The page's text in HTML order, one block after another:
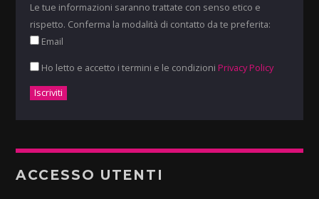
Le tue informazioni saranno trattate con senso etico e
rispetto. Conferma la modalità di contatto da te preferita:
Email
Ho letto e accetto i termini e le condizioni Privacy Policy
ACCESSO UTENTI